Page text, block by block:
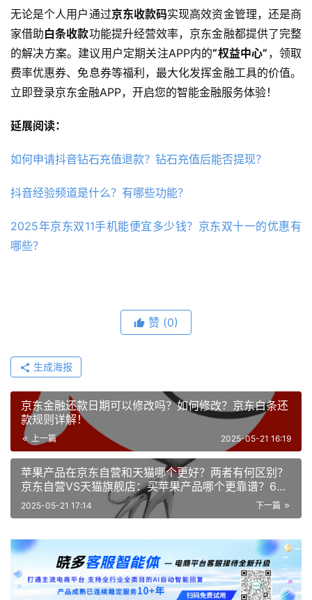
无论是个人用户通过京东收款码实现高效资金管理，还是商
家借助白条收款功能提升经营效率，京东金融都提供了完整
的解决方案。建议用户定期关注APP内的“权益中心” ，领取
费率优惠券、免息券等福利，最大化发挥金融工具的价值。
立即登录京东金融APP，开启您的智能金融服务体验！
延展阅读：
如何申请抖音钻石充值退款？钻石充值后能否提现？
抖音经验频道是什么？有哪些功能？
2025年京东双11手机能便宜多少钱？京东双十一的优惠有
哪些？
赞 (0)
生成海报
京东金融还款日期可以修改吗？如何修改？京东白条还
款规则详解！
上一篇 2025-05-21 16:19
苹果产品在京东自营和天猫哪个更好？两者有何区别？
京东自营VS天猫旗舰店：买苹果产品哪个更靠谱？6大
区别全面解析
下一篇
2025-05-21 17:14